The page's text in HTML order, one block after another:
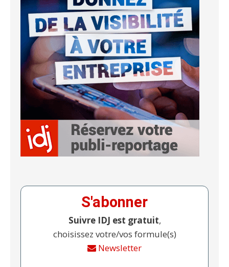
S'abonner
Suivre IDJ est gratuit,
choisissez votre/vos formule(s)
Newsletter